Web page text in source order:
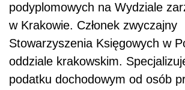
podyplomowych na Wydziale
w Krakowie. Członek zwyczajny
Stowarzyszenia Księgowych w
oddziale krakowskim.
podatku dochodowym od osób